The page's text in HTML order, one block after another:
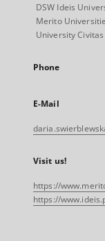
DSW Ideis
Merito
University Civitas
Phone
E-Mail
Visit us!
https://
https://